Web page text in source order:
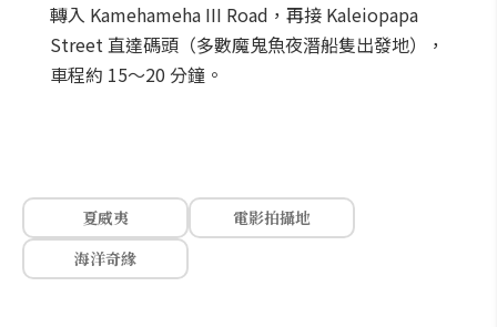
轉入 Kamehameha III Road，再接 Kaleiopapa
Street 直達碼頭（多數魔鬼魚夜潛船隻出發地），
車程約 15～20 分鐘。
夏威夷
電影拍攝地
海洋奇緣